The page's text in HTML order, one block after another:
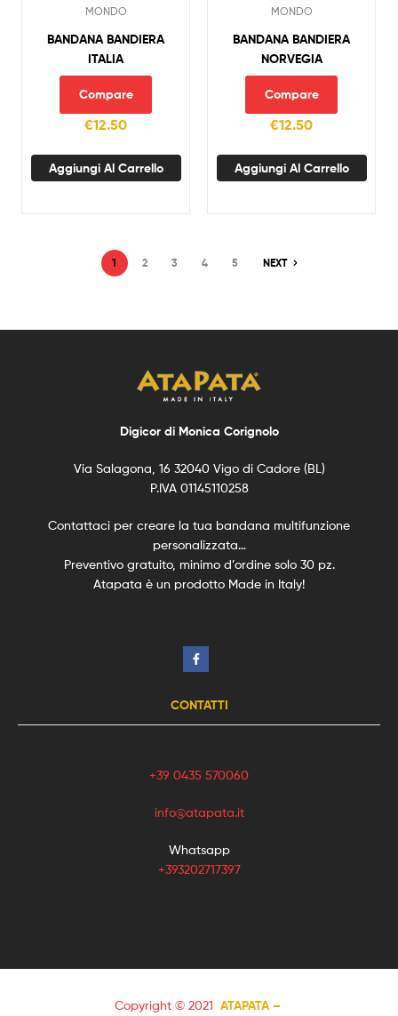
MONDO
BANDANA BANDIERA
ITALIA
Compare
€12.50
Aggiungi Al Carrello
MONDO
BANDANA BANDIERA
NORVEGIA
Compare
€12.50
Aggiungi Al Carrello
1 2 3 4 5 NEXT
Digicor di Monica Corignolo
Via Salagona, 16 32040 Vigo di Cadore (BL)
P.IVA 01145110258
Contattaci per creare la tua bandana multifunzione
personalizzata…
Preventivo gratuito, minimo d’ordine solo 30 pz.
Atapata è un prodotto Made in Italy!
CONTATTI
+39 0435 570060
info@atapata.it
Whatsapp
+393202717397
Copyright © 2021 ATAPATA –